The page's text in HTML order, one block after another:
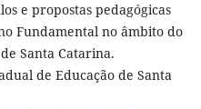
e propostas pedagógicas
Fundamental no âmbito do
Santa Catarina.
de Educação de Santa